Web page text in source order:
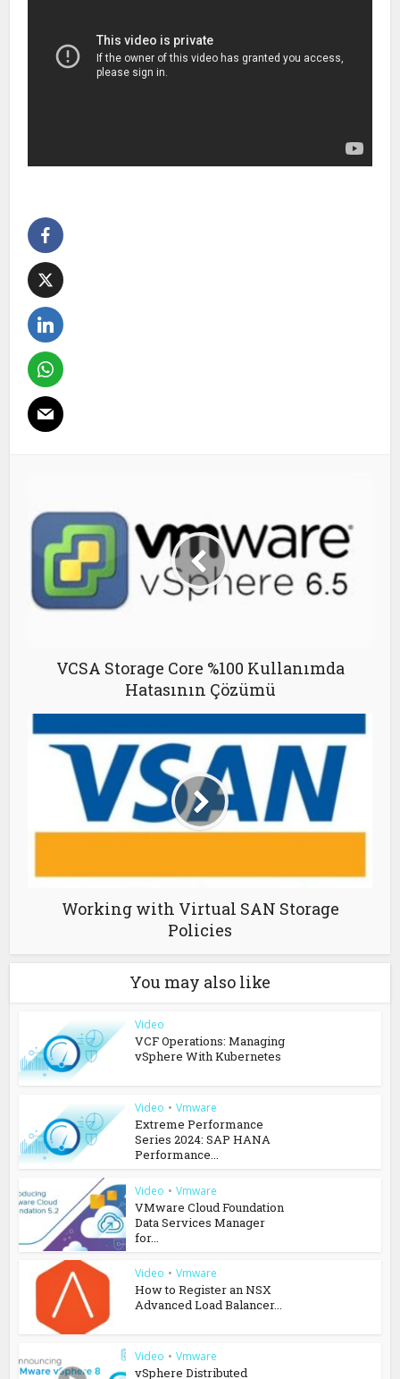
VCSA Storage Core %100 Kullanımda
Hatasının Çözümü
Working with Virtual SAN Storage
Policies
You may also like
Video
VCF Operations: Managing
vSphere With Kubernetes
Video • Vmware
Extreme Performance
Series 2024: SAP HANA
Performance...
Video • Vmware
VMware Cloud Foundation
Data Services Manager
for...
Video • Vmware
How to Register an NSX
Advanced Load Balancer...
Video • Vmware
vSphere Distributed